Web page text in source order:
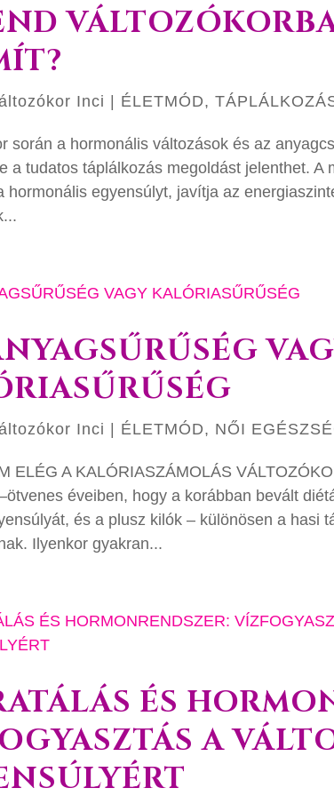
Inci ÉLETMÓD,
során a hormonális változások és az
a tudatos táplálkozás megoldást jelenthet. A
hormonális egyensúlyt, javítja az
Inci ÉLETMÓD, NŐI
ELÉG A KALÓRIASZÁMOLÁS
éveiben, hogy a korábban bevált
és a plusz kilók – különösen a hasi
Ilyenkor gyakran...
ÉS
A